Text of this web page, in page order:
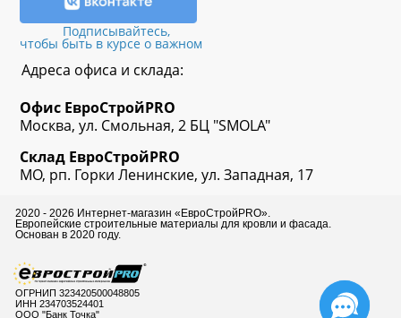
Подписывайтесь,
чтобы быть в курсе о важном
Адреса офиса и склада:
Офис ЕвроСтройPRO
Москва, ул. Смольная, 2 БЦ "SMOLA"
Склад ЕвроСтройPRO
МО, рп. Горки Ленинские, ул. Западная, 17
2020 - 2026 Интернет-магазин «ЕвроСтройPRO».
Европейские строительные материалы для кровли и фасада.
Основан в 2020 году.
ОГРНИП 323420500048805
ИНН 234703524401
ООО "Банк Точка"